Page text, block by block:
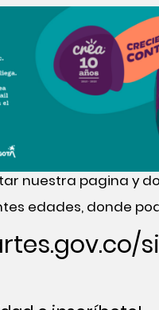
nuestra pagina y
edades, donde